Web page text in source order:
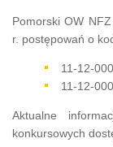
Pomorski OW
r. postępowań o
11-12-
11-12-
Aktualne
konkursowych